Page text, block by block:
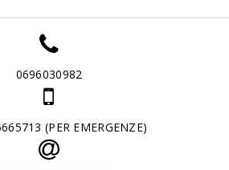
0696030982
(PER EMERGENZE)